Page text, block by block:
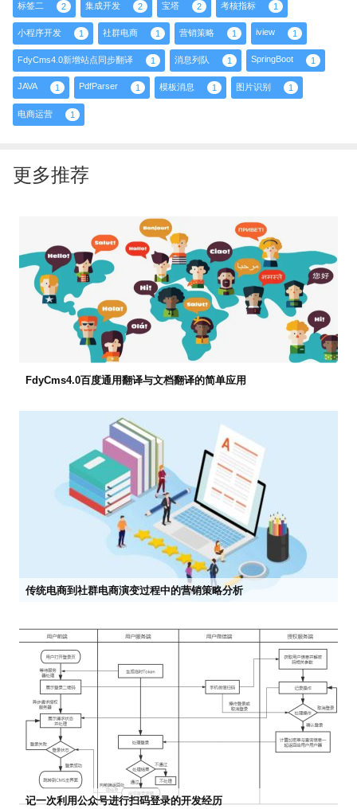
标签二 2 集成开发 2 宝塔 2 考核指标 1
小程序开发 1 社群电商 1 营销策略 1 iview 1
FdyCms4.0新增站点同步翻译 1 消息列队 1 SpringBoot 1
JAVA 1 PdfParser 1 模板消息 1 图片识别 1
电商运营 1
更多推荐
FdyCms4.0百度通用翻译与文档翻译的简单应用
传统电商到社群电商演变过程中的营销策略分析
记一次利用公众号进行扫码登录的开发经历